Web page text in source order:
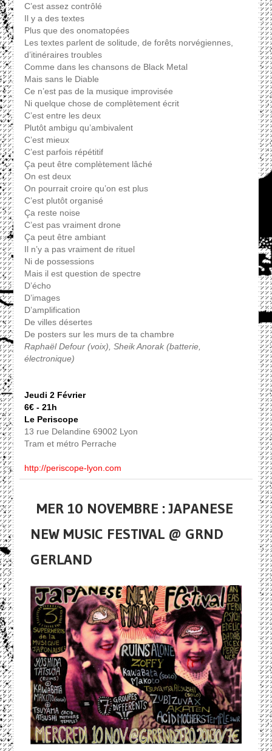
C’est assez contrôlé
Il y a des textes
Plus que des onomatopées
Les textes parlent de solitude, de forêts norvégiennes,
d’itinéraires troubles
Comme dans les chansons de Black Metal
Mais sans le Diable
Ce n’est pas de la musique improvisée
Ni quelque chose de complètement écrit
C’est entre les deux
Plutôt ambigu qu’ambivalent
C’est mieux
C’est parfois répétitif
Ça peut être complètement lâché
On est deux
On pourrait croire qu’on est plus
C’est plutôt organisé
Ça reste noise
C’est pas vraiment drone
Ça peut être ambiant
Il n’y a pas vraiment de rituel
Ni de possessions
Mais il est question de spectre
D’écho
D’images
D’amplification
De villes désertes
De posters sur les murs de ta chambre
Raphaël Defour (voix), Sheik Anorak (batterie,
électronique)
Jeudi 2 Février
6€ - 21h
Le Periscope
13 rue Delandine 69002 Lyon
Tram et métro Perrache
http://periscope-lyon.com
MER 10 NOVEMBRE : JAPANESE
NEW MUSIC FESTIVAL @ GRND
GERLAND